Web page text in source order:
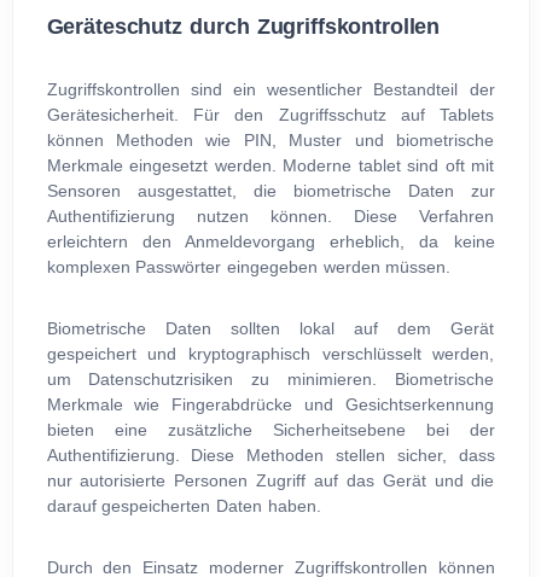
Geräteschutz durch Zugriffskontrollen
Zugriffskontrollen sind ein wesentlicher Bestandteil der
Gerätesicherheit. Für den Zugriffsschutz auf Tablets
können Methoden wie PIN, Muster und biometrische
Merkmale eingesetzt werden. Moderne tablet sind oft mit
Sensoren ausgestattet, die biometrische Daten zur
Authentifizierung nutzen können. Diese Verfahren
erleichtern den Anmeldevorgang erheblich, da keine
komplexen Passwörter eingegeben werden müssen.
Biometrische Daten sollten lokal auf dem Gerät
gespeichert und kryptographisch verschlüsselt werden,
um Datenschutzrisiken zu minimieren. Biometrische
Merkmale wie Fingerabdrücke und Gesichtserkennung
bieten eine zusätzliche Sicherheitsebene bei der
Authentifizierung. Diese Methoden stellen sicher, dass
nur autorisierte Personen Zugriff auf das Gerät und die
darauf gespeicherten Daten haben.
Durch den Einsatz moderner Zugriffskontrollen können